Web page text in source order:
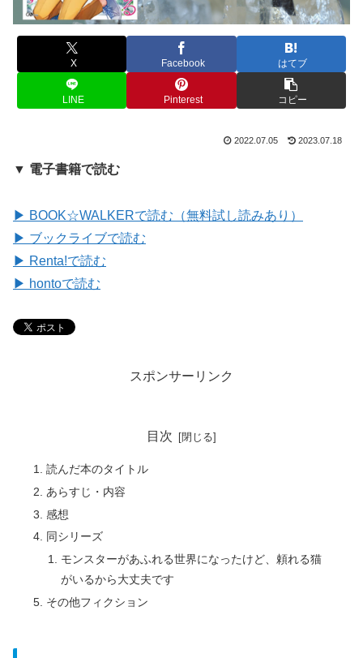
X Facebook はてブ
LINE Pinterest コピー
2022.07.05 2023.07.18
▼ 電子書籍で読む
▶ BOOK☆WALKERで読む（無料試し読みあり）
▶ ブックライブで読む
▶ Renta!で読む
▶ hontoで読む
スポンサーリンク
目次
読んだ本のタイトル
あらすじ・内容
感想
同シリーズ
モンスターがあふれる世界になったけど、頼れる猫
がいるから大丈夫です
その他フィクション